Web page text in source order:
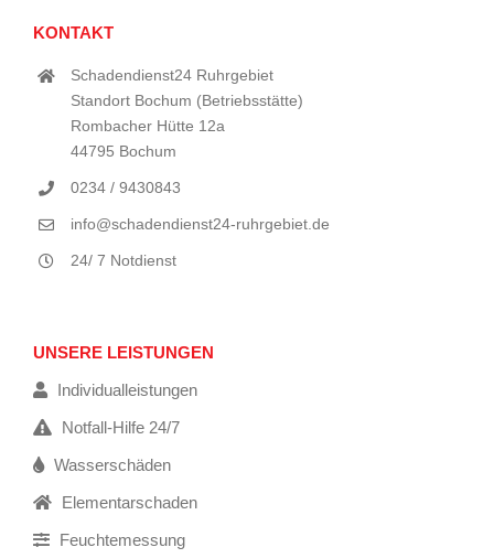
KONTAKT
Schadendienst24 Ruhrgebiet
Standort Bochum (Betriebsstätte)
Rombacher Hütte 12a
44795 Bochum
0234 / 9430843
info@schadendienst24-ruhrgebiet.de
24/ 7 Notdienst
UNSERE LEISTUNGEN
Individualleistungen
Notfall-Hilfe 24/7
Wasserschäden
Elementarschaden
Feuchtemessung